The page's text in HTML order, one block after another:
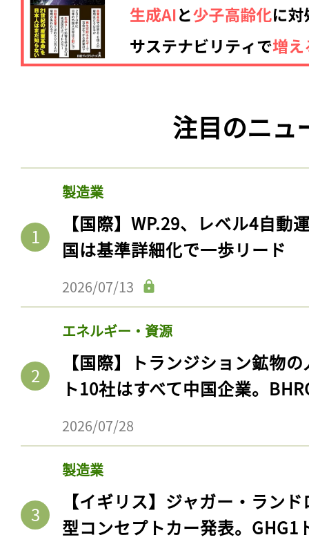
注目のニュ
製造業
【国際】WP.29、レベル4自動
国は基準詳細化で一歩リード
2026/07/13
エネルギー・資源
【国際】トランジション鉱物
ト10社はすべて中国企業。
2026/07/28
製造業
【イギリス】ジャガー・ラン
型コンセプトカー発表。GHG1